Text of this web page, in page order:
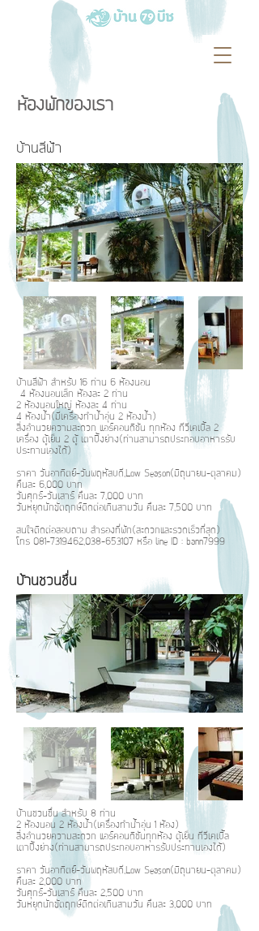
ห้องพักของเรา
บ้านสีฟ้า
บ้านสีฟ้า สำหรับ 16 ท่าน 6 ห้องนอน
4 ห้องนอนเล็ก ห้องละ 2 ท่าน
2 ห้องนอนใหญ่ ห้องละ 4 ท่าน
4 ห้องน้ำ(มีเครื่องทำน้ำอุ่น 2 ห้องน้ำ)
สิ่งอำนวยความสะดวก แอร์คอนดิชัน ทุกห้อง ทีวีเคเบิ้ล 2
เครื่อง ตู้เย็น 2 ตู้ เตาปิ้งย่าง(ท่านสามารถประกอบอาหารรับ
ประทานเองได้)
ราคา วันอาทิตย์-วันพฤหัสบดี,Low Season(มิถุนายน-ตุลาคม)
คืนละ 6,000 บาท
วันศุกร์-วันเสาร์ คืนละ 7,000 บาท
วันหยุดนักขัตฤกษ์ติดต่อเกินสามวัน คืนละ 7,500 บาท
สนใจติดต่อสอบถาม สำรองที่พัก(สะดวกและรวดเร็วที่สุด)
โทร 081-7319462 038-653107 หรือ line ID : bann7999
บ้านชวนชื่น
บ้านชวนชื่น สำหรับ 8 ท่าน
2 ห้องนอน 2 ห้องน้ำ(เครื่องทำน้ำอุ่น 1 ห้อง)
สิ่งอำนวยความสะดวก แอร์คอนดิชันทุกห้อง ตู้เย็น ทีวีเคเบิ้ล
เตาปิ้งย่าง(ท่านสามารถประกอบอาหารรับประทานเองได้)
ราคา วันอาทิตย์-วันพฤหัสบดี,Low Season(มิถุนายน-ตุลาคม)
คืนละ 2,000 บาท
วันศุกร์-วันเสาร์ คืนละ 2,500 บาท
วันหยุดนักขัตฤกษ์ติดต่อเกินสามวัน คืนละ 3,000 บาท